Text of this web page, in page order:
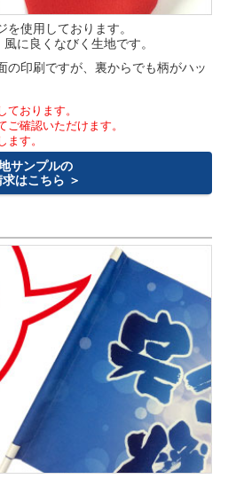
使用しております。
に良くなびく生地です。
の印刷ですが、裏からでも柄がハッ
ております。
確認いただけます。
ます。
サンプルの
求はこちら ＞